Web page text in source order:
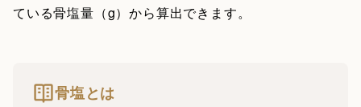
ている骨塩量（g）から算出できます。
骨塩とは